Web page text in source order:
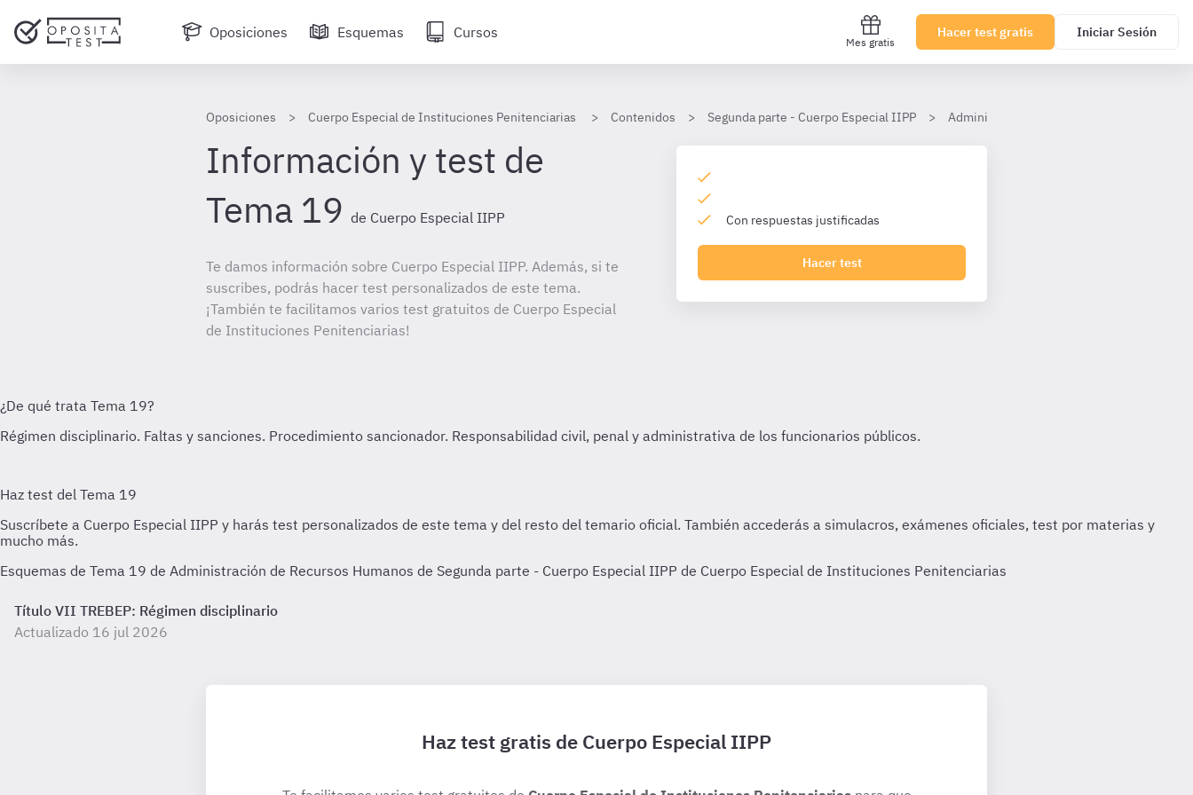
Oposiciones Esquemas Cursos
Mes gratis
Hacer test gratis Iniciar Sesión
Oposiciones Cuerpo Especial de Instituciones Penitenciarias Contenidos Segunda parte - Cuerpo Especial IIPP Administración de Recursos Humanos
Información y test de
Tema 19 de Cuerpo Especial IIPP
Te damos información sobre Cuerpo Especial IIPP. Además, si te
suscribes, podrás hacer test personalizados de este tema.
¡También te facilitamos varios test gratuitos de Cuerpo Especial
de Instituciones Penitenciarias!
Con respuestas justificadas
Hacer test
Esquemas de Tema 19 de Administración de Recursos Humanos de Segunda parte - Cuerpo Especial IIPP de Cuerpo Especial de Instituciones Penitenciarias
Título VII TREBEP: Régimen disciplinario
Actualizado 16 jul 2026
Haz test gratis de Cuerpo Especial IIPP